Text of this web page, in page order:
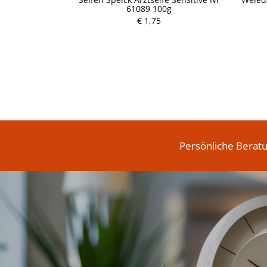
61089 100g
€ 1,75
P
r
Persönliche